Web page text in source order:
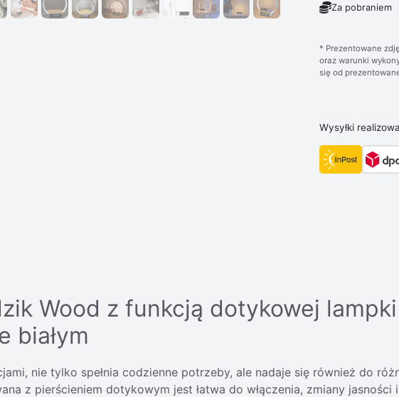
Za pobraniem
* Prezentowane
oraz warunki
się od
Wysyłki
Wood z funkcją dotykowej
białym
nie tylko spełnia codzienne potrzeby, ale nadaje się również do
z pierścieniem dotykowym jest łatwa do włączenia, zmiany